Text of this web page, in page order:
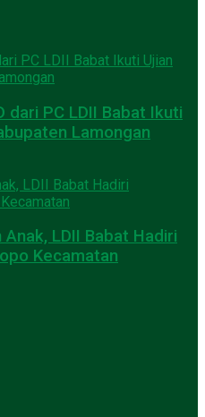
dari PC LDII Babat Ikuti
Lamongan
LDII Babat Hadiri
Kecamatan